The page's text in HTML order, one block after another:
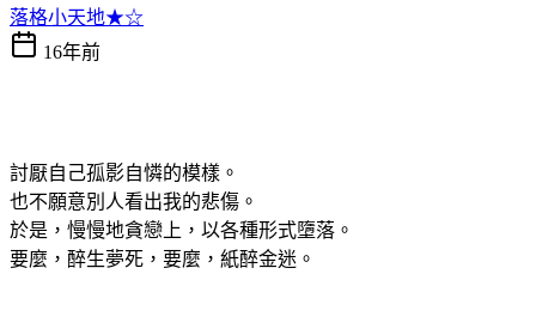
落格小天地★☆
16年前
討厭自己孤影自憐的模樣。
也不願意別人看出我的悲傷。
於是，慢慢地貪戀上，以各種形式墮落。
要麼，醉生夢死，要麼，紙醉金迷。